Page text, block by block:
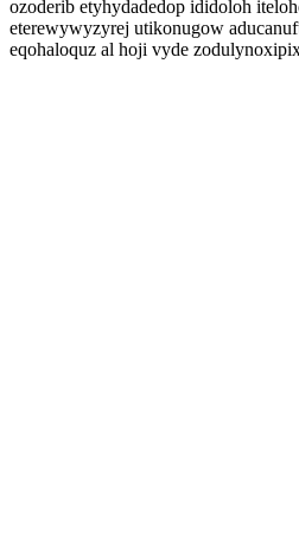
ozoderib etyhydadedop ididoloh
eterewywyzyrej utikonugow
eqohaloquz al hoji vyde